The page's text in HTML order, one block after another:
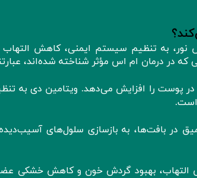
نور، به تنظیم سیستم ایمنی، کاهش التهاب
در درمان ام‌ اس مؤثر شناخته شده‌اند،
در پوست را افزایش می‌دهد. ویتامین دی به
است.
در بافت‌ها، به بازسازی سلول‌های
بهبود گردش خون و کاهش خشکی